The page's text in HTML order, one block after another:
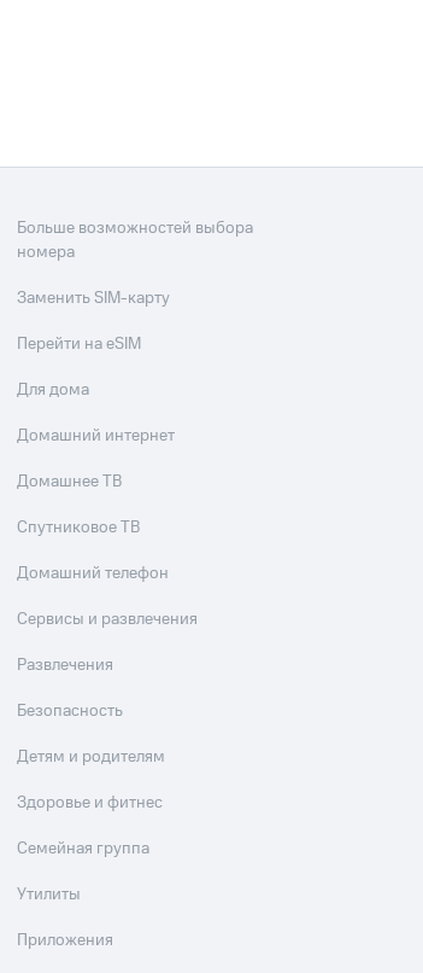
Больше возможностей выбора
номера
Заменить SIM-карту
Перейти на eSIM
Для дома
Домашний интернет
Домашнее ТВ
Спутниковое ТВ
Домашний телефон
Сервисы и развлечения
Развлечения
Безопасность
Детям и родителям
Здоровье и фитнес
Семейная группа
Утилиты
Приложения